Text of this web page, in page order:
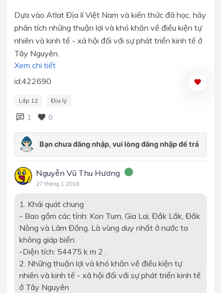
Dựa vào Atlat Địa lí Việt Nam và kiến thức đã học, hãy
phân tích những thuận lợi và khó khăn về điều kiện tự
nhiên và kinh tế - xã hội đối với sự phát triển kinh tế ở
Tây Nguyên.
Xem chi tiết
id:422690
Lớp 12 Địa lý
1 0
Nguyễn Vũ Thu Hương
27 tháng 1 2018
1. Khái quát chung
- Bao gồm các tỉnh: Kon Turn, Gia Lai, Đắk Lắk, Đắk
Nông và Lâm Đồng. Là vùng duy nhất ở nước ta
không giáp biển.
-Diện tích: 54475 k m 2
2. Những thuận lợi và khó khăn về điều kiện tự
nhiên và kinh tế - xã hội đối với sự phát triển kinh tế
ở Tây Nguyên